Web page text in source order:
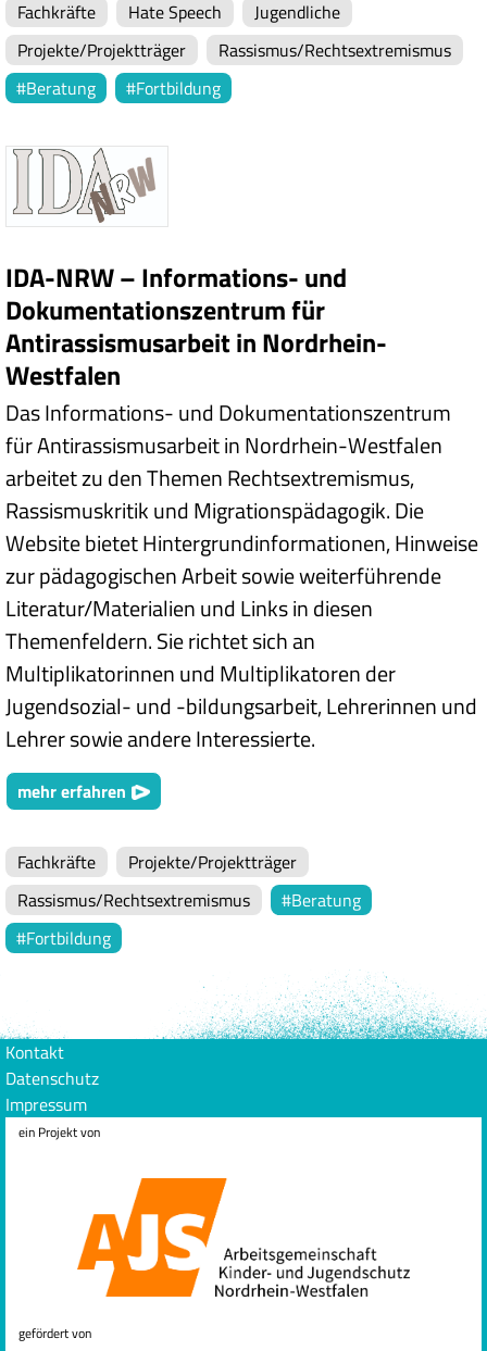
Fachkräfte Hate Speech
Jugendliche
Projekte/Projektträger
Rassismus/Rechtsextremismus
Beratung
Fortbildung
IDA-NRW – Informations- und
Dokumentationszentrum für
Antirassismusarbeit in Nordrhein-
Westfalen
Das Informations- und Dokumentationszentrum
für Antirassismusarbeit in Nordrhein-Westfalen
arbeitet zu den Themen Rechtsextremismus,
Rassismuskritik und Migrationspädagogik. Die
Website bietet Hintergrundinformationen, Hinweise
zur pädagogischen Arbeit sowie weiterführende
Literatur/Materialien und Links in diesen
Themenfeldern. Sie richtet sich an
Multiplikatorinnen und Multiplikatoren der
Jugendsozial- und -bildungsarbeit, Lehrerinnen und
Lehrer sowie andere Interessierte.
mehr erfahren
Fachkräfte
Projekte/Projektträger
Rassismus/Rechtsextremismus
Beratung
Fortbildung
Kontakt
Datenschutz
Impressum
ein Projekt von
gefördert von